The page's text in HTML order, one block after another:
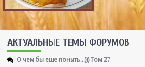
AКТУАЛЬНЫЕ ТЕМЫ ФОРУМОВ
О чем бы еще поныть...))) Том 27